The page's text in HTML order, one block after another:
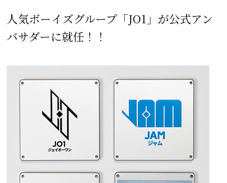
人気ボーイズグループ「JO1」が公式アン
バサダーに就任！！